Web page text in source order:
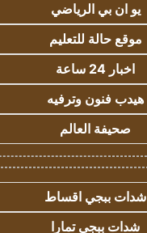
يو ان بي الرياضي
موقع حالة للتعليم
اخبار 24 ساعة
هيدب فنون وترفيه
صحيفة العالم
شدات ببجي اقساط
شدات ببجي تمارا